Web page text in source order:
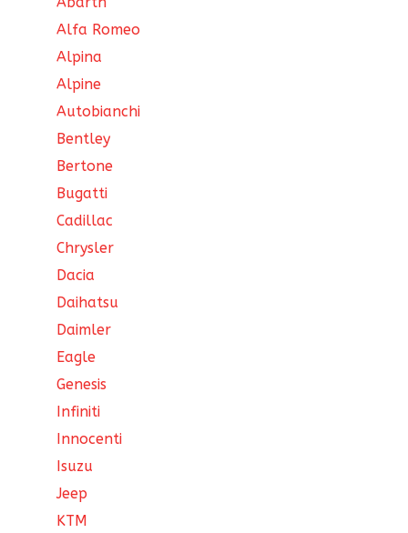
Alfa Romeo
Alpina
Alpine
Autobianchi
Bentley
Bertone
Bugatti
Cadillac
Chrysler
Dacia
Daihatsu
Daimler
Eagle
Genesis
Infiniti
Innocenti
Isuzu
Jeep
KTM